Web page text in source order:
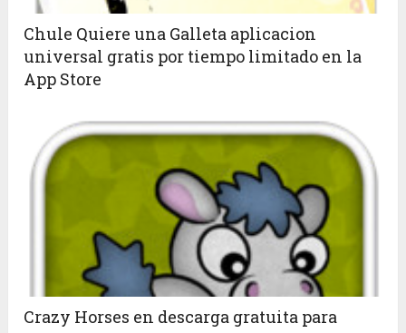
Chule Quiere una Galleta aplicacion
universal gratis por tiempo limitado en la
App Store
Crazy Horses en descarga gratuita para